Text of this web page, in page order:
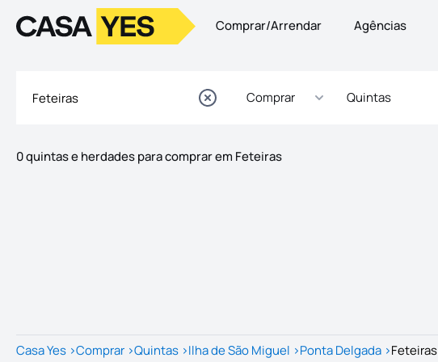
LogoIr para a homepage Comprar/Arrendar Agências
Comprar Quintas
0 quintas e herdades para comprar em Feteiras
Casa Yes >Comprar >Quintas >Ilha de São Miguel >Ponta Delgada >Feteiras